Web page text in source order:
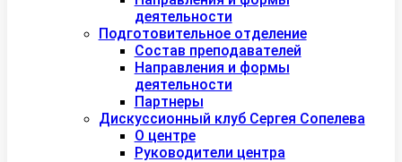
деятельности
Подготовительное отделение
Состав преподавателей
Направления и формы
деятельности
Партнеры
Дискуссионный клуб Сергея Сопелева
О центре
Руководители центра